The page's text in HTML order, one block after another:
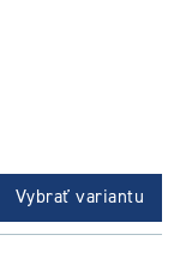
Vybrať variantu